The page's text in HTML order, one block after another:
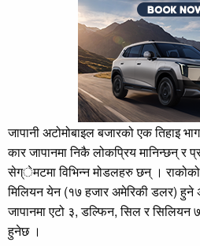
जापानी अटोमोबाइल बजारको एक तिहाइ
कार जापानमा निकै लोकप्रिय मानिन्छन् र
सेग्ेमटमा विभिन्न मोडलहरु छन् ।
मिलियन येन (१७ हजार अमेरिकी डलर) हुने
जापानमा एटो ३, डल्फिन, सिल र सिलियन
हुनेछ ।